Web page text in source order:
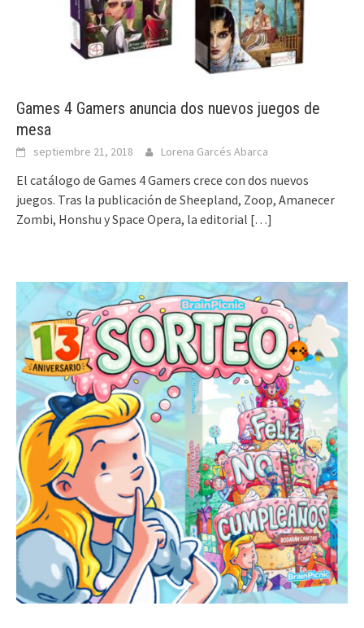
Games 4 Gamers anuncia dos nuevos juegos de
mesa
septiembre 21, 2018 Lorena Garcés Abarca
El catálogo de Games 4 Gamers crece con dos nuevos
juegos. Tras la publicación de Sheepland, Zoop, Amanecer
Zombi, Honshu y Space Opera, la editorial […]